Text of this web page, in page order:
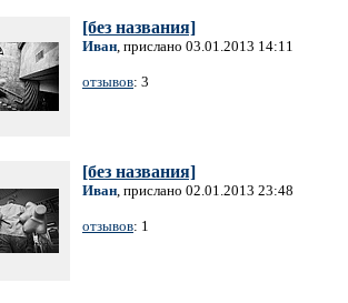
[без названия]
Иван, прислано 03.01.2013 14:11
отзывов: 3
[без названия]
Иван, прислано 02.01.2013 23:48
отзывов: 1